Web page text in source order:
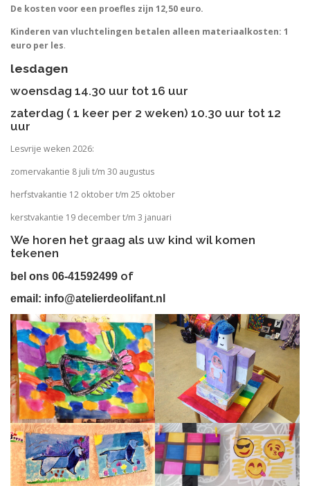
De kosten voor een proefles zijn 12,50 euro.
Kinderen van vluchtelingen betalen alleen materiaalkosten: 1
euro per les.
lesdagen
woensdag 14.30 uur tot 16 uur
zaterdag ( 1 keer per 2 weken) 10.30 uur tot 12
uur
Lesvrije weken 2026:
zomervakantie 8 juli t/m 30 augustus
herfstvakantie 12 oktober t/m 25 oktober
kerstvakantie 19 december t/m 3 januari
We horen het graag als uw kind wil komen
tekenen
bel ons 06-41592499 of
email: info@atelierdeolifant.nl